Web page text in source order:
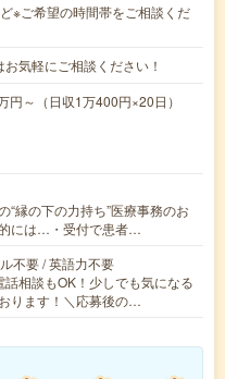
※ご希望の時間帯をご相談くだ
気軽にご相談ください！
～（日収1万400円×20日）
“縁の下の力持ち”医療事務のお
には…・受付で患者…
不要 / 英語力不要
相談もOK！少しでも気になる
ります！＼応募後の…